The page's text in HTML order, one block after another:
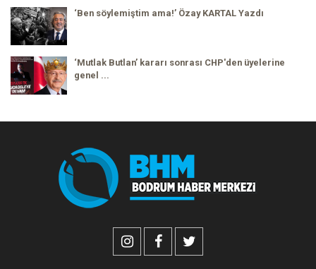
‘Ben söylemiştim ama!’ Özay KARTAL Yazdı
‘Mutlak Butlan’ kararı sonrası CHP'den üyelerine
genel ...